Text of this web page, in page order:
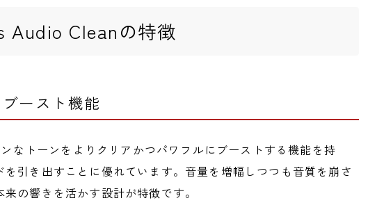
Audio Cleanの特徴
ースト機能
ンなトーンをよりクリアかつパワフルにブーストする機能を持
を引き出すことに優れています。音量を増幅しつつも音質を崩さ
の響きを活かす設計が特徴です。